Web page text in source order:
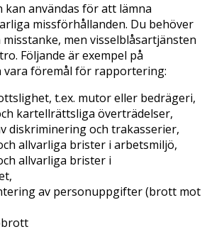
kan användas för att lämna
missförhållanden. Du behöver
men visselblåsartjänsten
Följande är exempel på
vara föremål för rapportering:
t.ex. mutor eller bedrägeri,
kartellrättsliga överträdelser,
diskriminering och trakasserier,
allvarliga brister i arbetsmiljö,
allvarliga brister i
av personuppgifter (brott mot